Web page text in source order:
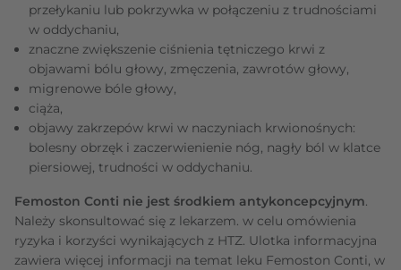
przełykaniu lub pokrzywka w połączeniu z trudnościami
w oddychaniu,
znaczne zwiększenie ciśnienia tętniczego krwi z
objawami bólu głowy, zmęczenia, zawrotów głowy,
migrenowe bóle głowy,
ciąża,
objawy zakrzepów krwi w naczyniach krwionośnych:
bolesny obrzęk i zaczerwienienie nóg, nagły ból w klatce
piersiowej, trudności w oddychaniu.
Femoston Conti nie jest środkiem antykoncepcyjnym.
Należy skonsultować się z lekarzem. w celu omówienia
ryzyka i korzyści wynikających z HTZ. Ulotka informacyjna
zawiera więcej informacji na temat leku Femoston Conti, w